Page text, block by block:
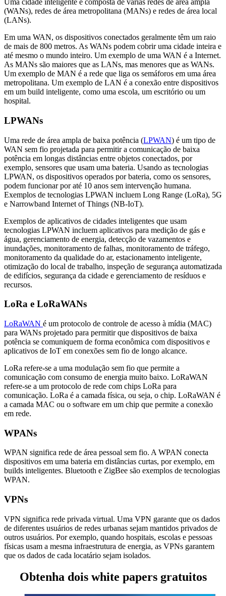
Uma cidade inteligente é composta de várias redes de área ampla
(WANs), redes de área metropolitana (MANs) e redes de área local
(LANs).
Em uma WAN, os dispositivos conectados geralmente têm um raio
de mais de 800 metros. As WANs podem cobrir uma cidade inteira e
até mesmo o mundo inteiro. Um exemplo de uma WAN é a Internet.
As MANs são maiores que as LANs, mas menores que as WANs.
Um exemplo de MAN é a rede que liga os semáforos em uma área
metropolitana. Um exemplo de LAN é a conexão entre dispositivos
em um build inteligente, como uma escola, um escritório ou um
hospital.
LPWANs
Uma rede de área ampla de baixa potência (LPWAN) é um tipo de
WAN sem fio projetada para permitir a comunicação de baixa
potência em longas distâncias entre objetos conectados, por
exemplo, sensores que usam uma bateria. Usando as tecnologias
LPWAN, os dispositivos operados por bateria, como os sensores,
podem funcionar por até 10 anos sem intervenção humana.
Exemplos de tecnologias LPWAN incluem Long Range (LoRa), 5G
e Narrowband Internet of Things (NB-IoT).
Exemplos de aplicativos de cidades inteligentes que usam
tecnologias LPWAN incluem aplicativos para medição de gás e
água, gerenciamento de energia, detecção de vazamentos e
inundações, monitoramento de falhas, monitoramento de tráfego,
monitoramento da qualidade do ar, estacionamento inteligente,
otimização do local de trabalho, inspeção de segurança automatizada
de edifícios, segurança da cidade e gerenciamento de resíduos e
recursos.
LoRa e LoRaWANs
LoRaWAN é um protocolo de controle de acesso à mídia (MAC)
para WANs projetado para permitir que dispositivos de baixa
potência se comuniquem de forma econômica com dispositivos e
aplicativos de IoT em conexões sem fio de longo alcance.
LoRa refere-se a uma modulação sem fio que permite a
comunicação com consumo de energia muito baixo. LoRaWAN
refere-se a um protocolo de rede com chips LoRa para
comunicação. LoRa é a camada física, ou seja, o chip. LoRaWAN é
a camada MAC ou o software em um chip que permite a conexão
em rede.
WPANs
WPAN significa rede de área pessoal sem fio. A WPAN conecta
dispositivos em uma bateria em distâncias curtas, por exemplo, em
builds inteligentes. Bluetooth e ZigBee são exemplos de tecnologias
WPAN.
VPNs
VPN significa rede privada virtual. Uma VPN garante que os dados
de diferentes usuários de redes urbanas sejam mantidos privados de
outros usuários. Por exemplo, quando hospitais, escolas e pessoas
físicas usam a mesma infraestrutura de energia, as VPNs garantem
que os dados de cada locatário sejam isolados.
Obtenha dois white papers gratuitos